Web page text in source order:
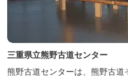
三重県立熊野古道センター
熊野古道センターは、熊野古